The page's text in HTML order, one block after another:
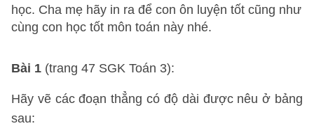
học. Cha mẹ hãy in ra để con ôn luyện tốt cũng như
cùng con học tốt môn toán này nhé.
Bài 1 (trang 47 SGK Toán 3):
Hãy vẽ các đoạn thẳng có độ dài được nêu ở bảng
sau: